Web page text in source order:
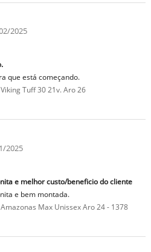
2025
que está começando.
Tuff 30 21v. Aro 26
2025
e melhor custo/beneficio do cliente
e bem montada.
Max Unissex Aro 24 - 1378